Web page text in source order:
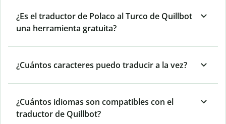
¿Es el traductor de Polaco al Turco de Quillbot
una herramienta gratuita?
¿Cuántos caracteres puedo traducir a la vez?
¿Cuántos idiomas son compatibles con el
traductor de Quillbot?